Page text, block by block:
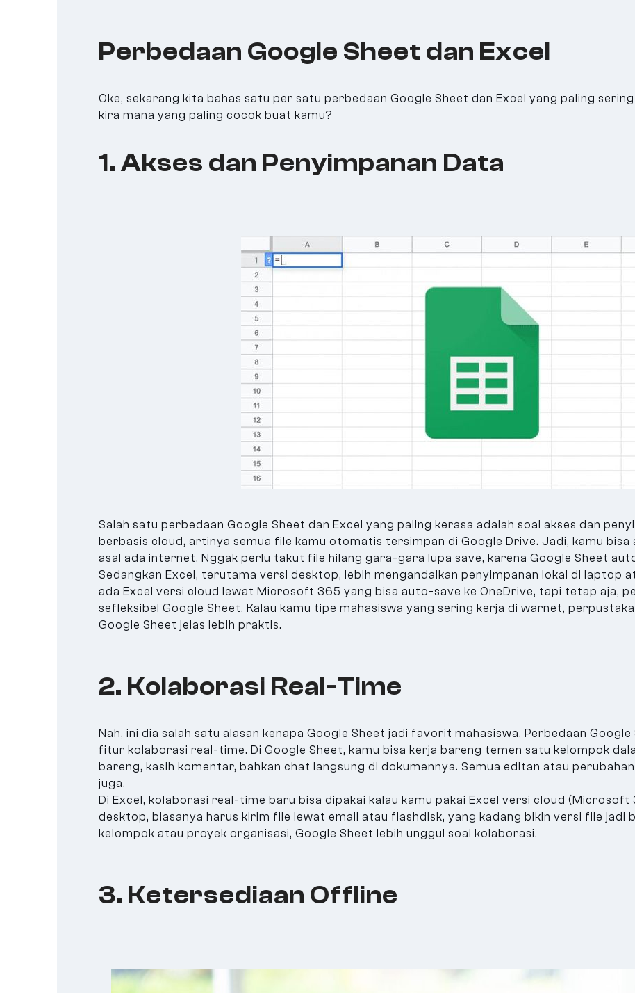
Perbedaan Google Sheet dan Excel
Oke, sekarang kita bahas satu per satu perbedaan Google Sheet dan Excel yang paling
kira mana yang paling cocok buat kamu?
1. Akses dan Penyimpanan Data
Salah satu perbedaan Google Sheet dan Excel yang paling kerasa adalah soal akses dan
berbasis cloud, artinya semua file kamu otomatis tersimpan di Google Drive. Jadi, kamu bisa
asal ada internet. Nggak perlu takut file hilang gara-gara lupa save, karena Google Sheet
Sedangkan Excel, terutama versi desktop, lebih mengandalkan penyimpanan lokal di laptop
ada Excel versi cloud lewat Microsoft 365 yang bisa auto-save ke OneDrive, tapi tetap aja,
sefleksibel Google Sheet. Kalau kamu tipe mahasiswa yang sering kerja di warnet,
Google Sheet jelas lebih praktis.
2. Kolaborasi Real-Time
Nah, ini dia salah satu alasan kenapa Google Sheet jadi favorit mahasiswa. Perbedaan
fitur kolaborasi real-time. Di Google Sheet, kamu bisa kerja bareng temen satu kelompok
bareng, kasih komentar, bahkan chat langsung di dokumennya. Semua editan atau
juga.
Di Excel, kolaborasi real-time baru bisa dipakai kalau kamu pakai Excel versi cloud (Microsoft
desktop, biasanya harus kirim file lewat email atau flashdisk, yang kadang bikin versi file jadi
kelompok atau proyek organisasi, Google Sheet lebih unggul soal kolaborasi.
3. Ketersediaan Offline